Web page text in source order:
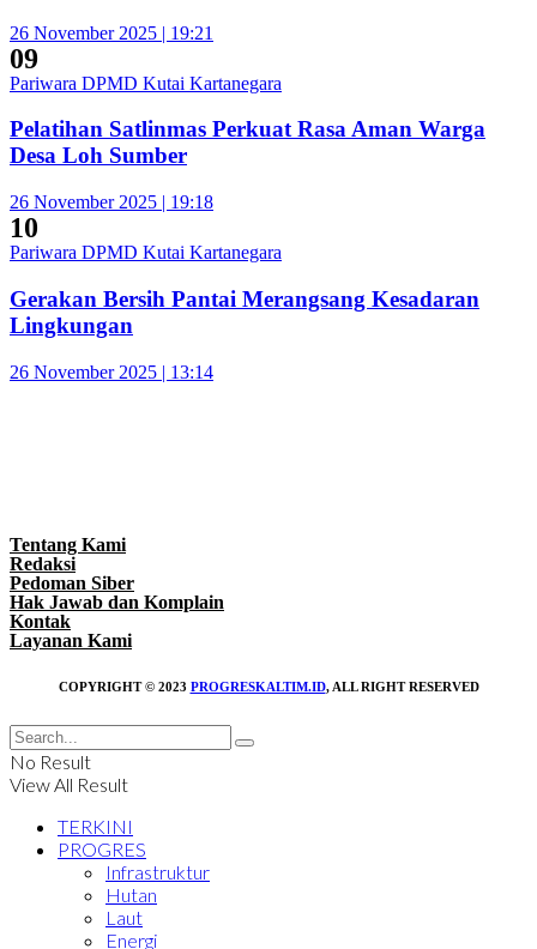
26 November 2025 | 19:21
09
Pariwara DPMD Kutai Kartanegara
Pelatihan Satlinmas Perkuat Rasa Aman Warga
Desa Loh Sumber
26 November 2025 | 19:18
10
Pariwara DPMD Kutai Kartanegara
Gerakan Bersih Pantai Merangsang Kesadaran
Lingkungan
26 November 2025 | 13:14
Tentang Kami
Redaksi
Pedoman Siber
Hak Jawab dan Komplain
Kontak
Layanan Kami
COPYRIGHT © 2023 PROGRESKALTIM.ID, ALL RIGHT RESERVED
No Result
View All Result
TERKINI
PROGRES
Infrastruktur
Hutan
Laut
Energi